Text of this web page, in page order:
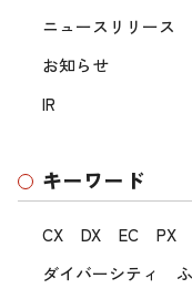
ニュースリリース
お知らせ
IR
キーワード
CX DX EC PX
ダイバーシティ